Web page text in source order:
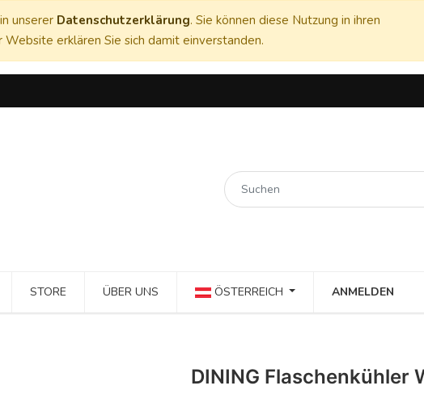
unserer Datenschutzerklärung. Sie können diese Nutzung in ihren
erklären Sie sich damit einverstanden.
STORE ÜBER UNS ÖSTERREICH ANMELDEN
DINING Flaschenkühler